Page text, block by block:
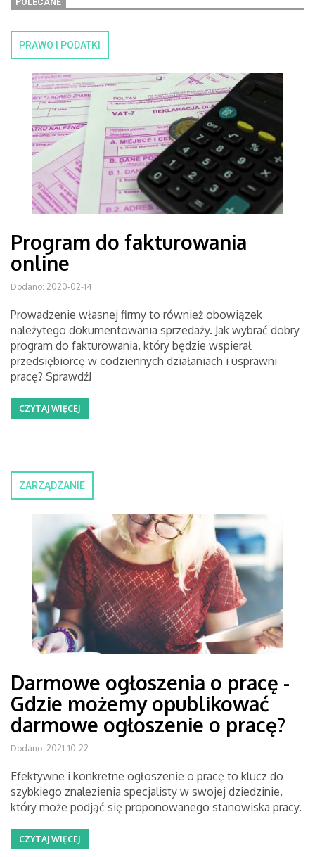
POLECANE
PRAWO I PODATKI
Program do fakturowania
online
Dodano: 2020-02-14
Prowadzenie własnej firmy to również obowiązek
należytego dokumentowania sprzedaży. Jak wybrać dobry
program do fakturowania, który będzie wspierał
przedsiębiorcę w codziennych działaniach i usprawni
pracę? Sprawdź!
CZYTAJ WIĘCEJ
ZARZĄDZANIE
Darmowe ogłoszenia o pracę -
Gdzie możemy opublikować
darmowe ogłoszenie o pracę?
Dodano: 2021-10-22
Efektywne i konkretne ogłoszenie o pracę to klucz do
szybkiego znalezienia specjalisty w swojej dziedzinie,
który może podjąć się proponowanego stanowiska pracy.
CZYTAJ WIĘCEJ